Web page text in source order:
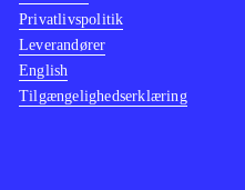
Privatlivspolitik
Leverandører
English
Tilgængelighedserklæring